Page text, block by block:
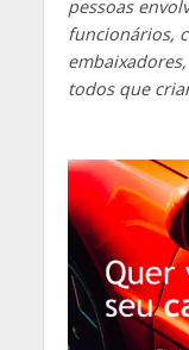
pessoas
funcionários,
todos que